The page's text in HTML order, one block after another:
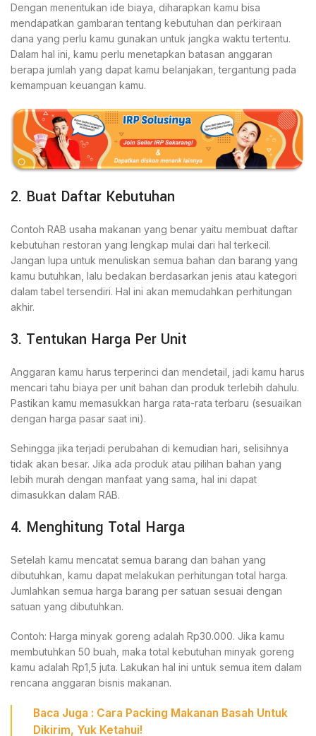
Dengan menentukan ide biaya, diharapkan kamu bisa
mendapatkan gambaran tentang kebutuhan dan perkiraan
dana yang perlu kamu gunakan untuk jangka waktu tertentu.
Dalam hal ini, kamu perlu menetapkan batasan anggaran
berapa jumlah yang dapat kamu belanjakan, tergantung pada
kemampuan keuangan kamu.
2. Buat Daftar Kebutuhan
Contoh RAB usaha makanan yang benar yaitu membuat daftar
kebutuhan restoran yang lengkap mulai dari hal terkecil.
Jangan lupa untuk menuliskan semua bahan dan barang yang
kamu butuhkan, lalu bedakan berdasarkan jenis atau kategori
dalam tabel tersendiri. Hal ini akan memudahkan perhitungan
akhir.
3. Tentukan Harga Per Unit
Anggaran kamu harus terperinci dan mendetail, jadi kamu harus
mencari tahu biaya per unit bahan dan produk terlebih dahulu.
Pastikan kamu memasukkan harga rata-rata terbaru (sesuaikan
dengan harga pasar saat ini).
Sehingga jika terjadi perubahan di kemudian hari, selisihnya
tidak akan besar. Jika ada produk atau pilihan bahan yang
lebih murah dengan manfaat yang sama, hal ini dapat
dimasukkan dalam RAB.
4. Menghitung Total Harga
Setelah kamu mencatat semua barang dan bahan yang
dibutuhkan, kamu dapat melakukan perhitungan total harga.
Jumlahkan semua harga barang per satuan sesuai dengan
satuan yang dibutuhkan.
Contoh: Harga minyak goreng adalah Rp30.000. Jika kamu
membutuhkan 50 buah, maka total kebutuhan minyak goreng
kamu adalah Rp1,5 juta. Lakukan hal ini untuk semua item dalam
rencana anggaran bisnis makanan.
Baca Juga : Cara Packing Makanan Basah Untuk
Dikirim, Yuk Ketahui!